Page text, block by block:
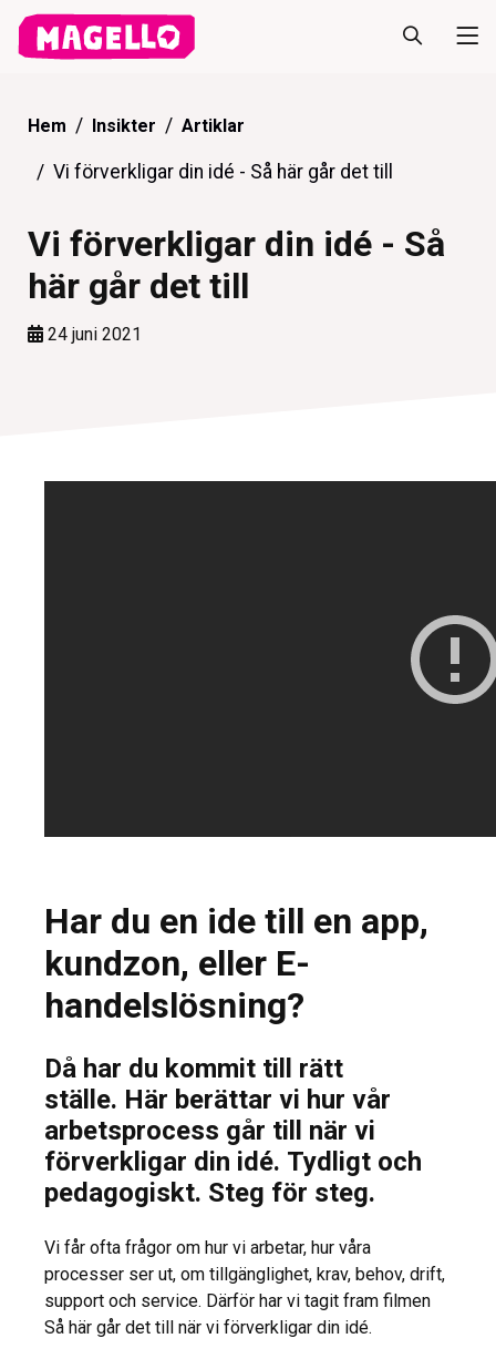
Hem Insikter Artiklar
Vi förverkligar din idé - Så här går det till
Vi förverkligar din idé - Så
här går det till
24 juni 2021
Har du en ide till en app,
kundzon, eller E-
handelslösning?
Då har du kommit till rätt
ställe. Här berättar vi hur vår
arbetsprocess går till när vi
förverkligar din idé. Tydligt och
pedagogiskt. Steg för steg.
Vi får ofta frågor om hur vi arbetar, hur våra
processer ser ut, om tillgänglighet, krav, behov, drift,
support och service. Därför har vi tagit fram filmen
Så här går det till när vi förverkligar din idé.